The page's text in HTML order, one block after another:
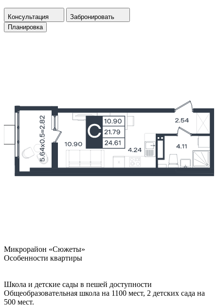
Консультация
Забронировать
Планировка
Микрорайон «Сюжеты»
Особенности квартиры
Школа и детские сады в пешей доступности
Общеобразовательная школа на 1100 мест, 2 детских сада на
500 мест.